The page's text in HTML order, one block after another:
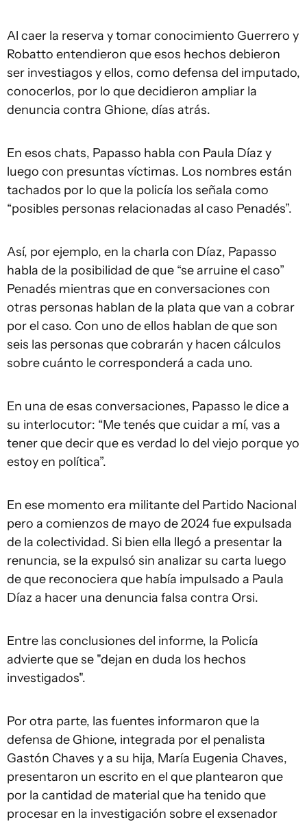
Al caer la reserva y tomar conocimiento Guerrero y
Robatto entendieron que esos hechos debieron
ser investiagos y ellos, como defensa del imputado,
conocerlos, por lo que decidieron ampliar la
denuncia contra Ghione, días atrás.
En esos chats, Papasso habla con Paula Díaz y
luego con presuntas víctimas. Los nombres están
tachados por lo que la policía los señala como
“posibles personas relacionadas al caso Penadés”.
Así, por ejemplo, en la charla con Díaz, Papasso
habla de la posibilidad de que “se arruine el caso”
Penadés mientras que en conversaciones con
otras personas hablan de la plata que van a cobrar
por el caso. Con uno de ellos hablan de que son
seis las personas que cobrarán y hacen cálculos
sobre cuánto le corresponderá a cada uno.
En una de esas conversaciones, Papasso le dice a
su interlocutor: “Me tenés que cuidar a mí, vas a
tener que decir que es verdad lo del viejo porque yo
estoy en política”.
En ese momento era militante del Partido Nacional
pero a comienzos de mayo de 2024 fue expulsada
de la colectividad. Si bien ella llegó a presentar la
renuncia, se la expulsó sin analizar su carta luego
de que reconociera que había impulsado a Paula
Díaz a hacer una denuncia falsa contra Orsi.
Entre las conclusiones del informe, la Policía
advierte que se "dejan en duda los hechos
investigados".
Por otra parte, las fuentes informaron que la
defensa de Ghione, integrada por el penalista
Gastón Chaves y a su hija, María Eugenia Chaves,
presentaron un escrito en el que plantearon que
por la cantidad de material que ha tenido que
procesar en la investigación sobre el exsenador